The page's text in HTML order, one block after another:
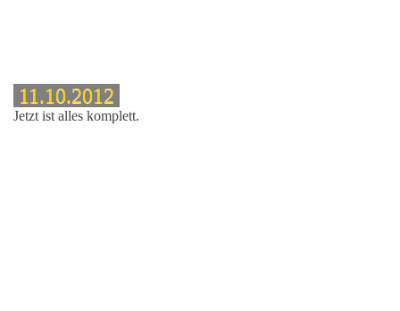
11.10.2012
Jetzt ist alles komplett.